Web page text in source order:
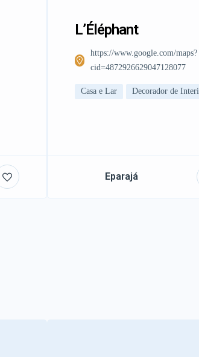
L’Éléphant
https://www.google.com/maps?
cid=4872926629047128077
Casa e Lar Decorador de
Eparajá